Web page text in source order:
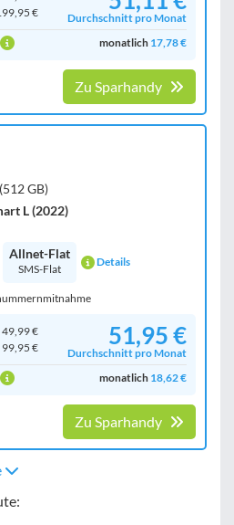
€
Durchschnitt pro Monat
monatlich 17,78 €
Zu Sparhandy
GB)
L (2022)
Allnet-Flat
SMS-Flat Details
49,99 €
99,95 € 51,95 €
Durchschnitt pro Monat
monatlich 18,62 €
Zu Sparhandy